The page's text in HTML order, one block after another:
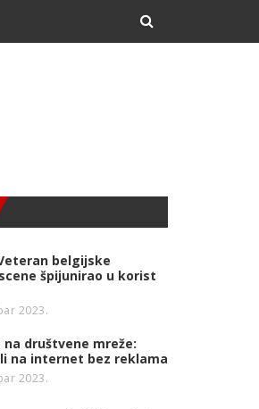
belgijske
špijunirao u korist
2023.
društvene mreže:
na internet bez reklama
2023.